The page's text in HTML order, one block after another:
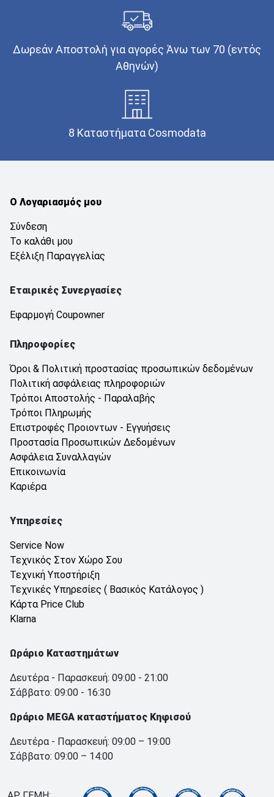
Δωρεάν Αποστολή για αγορές Άνω των 70 (εντός
Αθηνών)
8 Καταστήματα Cosmodata
Ο Λογαριασμός μου
Σύνδεση
Το καλάθι μου
Εξέλιξη Παραγγελίας
Εταιρικές Συνεργασίες
Εφαρμογή Coupowner
Πληροφορίες
Όροι & Πολιτική προστασίας προσωπικών δεδομένων
Πολιτική ασφάλειας πληροφοριών
Τρόποι Αποστολής - Παραλαβής
Τρόποι Πληρωμής
Επιστροφές Προιοντων - Εγγυήσεις
Προστασία Προσωπικών Δεδομένων
Ασφάλεια Συναλλαγών
Επικοινωνία
Καριέρα
Υπηρεσίες
Service Now
Τεχνικός Στον Χώρο Σου
Τεχνική Υποστήριξη
Τεχνικές Υπηρεσίες ( Βασικός Κατάλογος )
Κάρτα Price Club
Klarna
Ωράριο Καταστημάτων
Δευτέρα - Παρασκευή: 09:00 - 21:00
Σάββατο: 09:00 - 16:30
Ωράριο MEGA καταστήματος Κηφισού
Δευτέρα - Παρασκευή: 09:00 – 19:00
Σάββατο: 09:00 – 14:00